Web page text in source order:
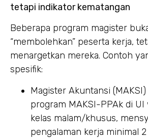
tetapi indikator kematangan
Beberapa program magister
“membolehkan” peserta kerja,
menargetkan mereka. Contoh
spesifik:
Magister Akuntansi (MAKSI)
program MAKSI-PPAk di UI
kelas malam/khusus,
pengalaman kerja minimal 2